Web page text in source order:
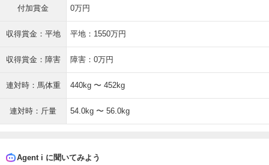
付加賞金 0万円
収得賞金：平地 平地：1550万円
収得賞金：障害 障害：0万円
連対時：馬体重 440kg 〜 452kg
連対時：斤量 54.0kg 〜 56.0kg
Agent i に聞いてみよう